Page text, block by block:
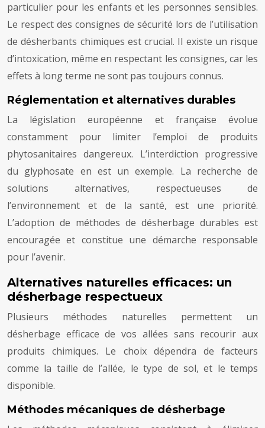
particulier pour les enfants et les personnes sensibles.
Le respect des consignes de sécurité lors de l’utilisation
de désherbants chimiques est crucial. Il existe un risque
d’intoxication, même en respectant les consignes, car les
effets à long terme ne sont pas toujours connus.
Réglementation et alternatives durables
La législation européenne et française évolue
constamment pour limiter l’emploi de produits
phytosanitaires dangereux. L’interdiction progressive
du glyphosate en est un exemple. La recherche de
solutions alternatives, respectueuses de
l’environnement et de la santé, est une priorité.
L’adoption de méthodes de désherbage durables est
encouragée et constitue une démarche responsable
pour l’avenir.
Alternatives naturelles efficaces: un
désherbage respectueux
Plusieurs méthodes naturelles permettent un
désherbage efficace de vos allées sans recourir aux
produits chimiques. Le choix dépendra de facteurs
comme la taille de l’allée, le type de sol, et le temps
disponible.
Méthodes mécaniques de désherbage